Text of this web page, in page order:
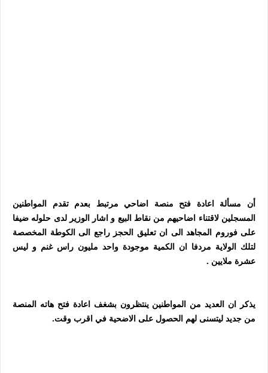
أن مسألة اعادة فتح منصة اضاحي مرتبط بعدم تقدم المواطنين
المسجلين لاقتناء اضاحيهم من نقاط البيع و اشار الوزير لدى حلوله ضيفا
على فوروم المجاهد الى ان تعليق الحجز راجع الى الكوطة المخصصة
لتلك الولاية مردفا ان الكمية موجودة واحد مليون راس غنم و ليس
عشرة ملايين .
يذكر ان العديد من المواطنين ينتظرون بشغف اعادة فتح هاته المنصة
من جديد ليتسنى لهم الحصول على الاضحية في اقرب وقت.